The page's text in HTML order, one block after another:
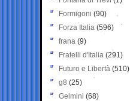
Formigoni (90)
Forza Italia (596)
frana (9)
Fratelli d'Italia (291)
Futuro e Libertà (510)
g8 (25)
Gelmini (68)